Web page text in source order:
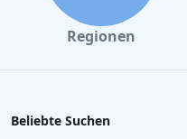
Familienhotels in Spanien
Familienhotels in
Regionen
Beliebte Suchen